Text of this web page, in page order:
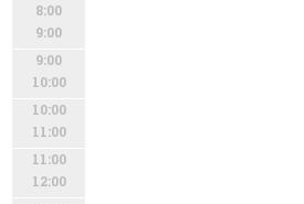
8:00
9:00
9:00
10:00
10:00
11:00
11:00
12:00